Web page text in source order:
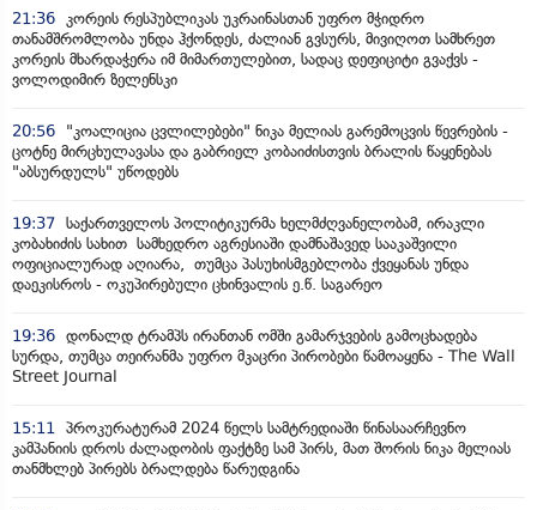
21:36 კორეის რესპუბლიკას უკრაინასთან უფრო მჭიდრო
თანამშრომლობა უნდა ჰქონდეს, ძალიან გვსურს, მივიღოთ სამხრეთ
კორეის მხარდაჭერა იმ მიმართულებით, სადაც დეფიციტი გვაქვს -
ვოლოდიმირ ზელენსკი
20:56
"კოალიცია ცვლილებები" ნიკა მელიას გარემოცვის წევრების -
ცოტნე მირცხულავასა და გაბრიელ კობაიძისთვის ბრალის წაყენებას
"აბსურდულს" უწოდებს
19:37 საქართველოს პოლიტიკურმა ხელმძღვანელობამ, ირაკლი
კობახიძის სახით სამხედრო აგრესიაში დამნაშავედ სააკაშვილი
ოფიციალურად აღიარა, თუმცა პასუხისმგებლობა ქვეყანას უნდა
დაეკისროს - ოკუპირებული ცხინვალის ე.წ. საგარეო
19:36 დონალდ ტრამპს ირანთან ომში გამარჯვების გამოცხადება
სურდა, თუმცა თეირანმა უფრო მკაცრი პირობები წამოაყენა - The Wall
Street Journal
15:11 პროკურატურამ 2024 წელს სამტრედიაში წინასაარჩევნო
კამპანიის დროს ძალადობის ფაქტზე სამ პირს, მათ შორის ნიკა მელიას
თანმხლებ პირებს ბრალდება წარუდგინა